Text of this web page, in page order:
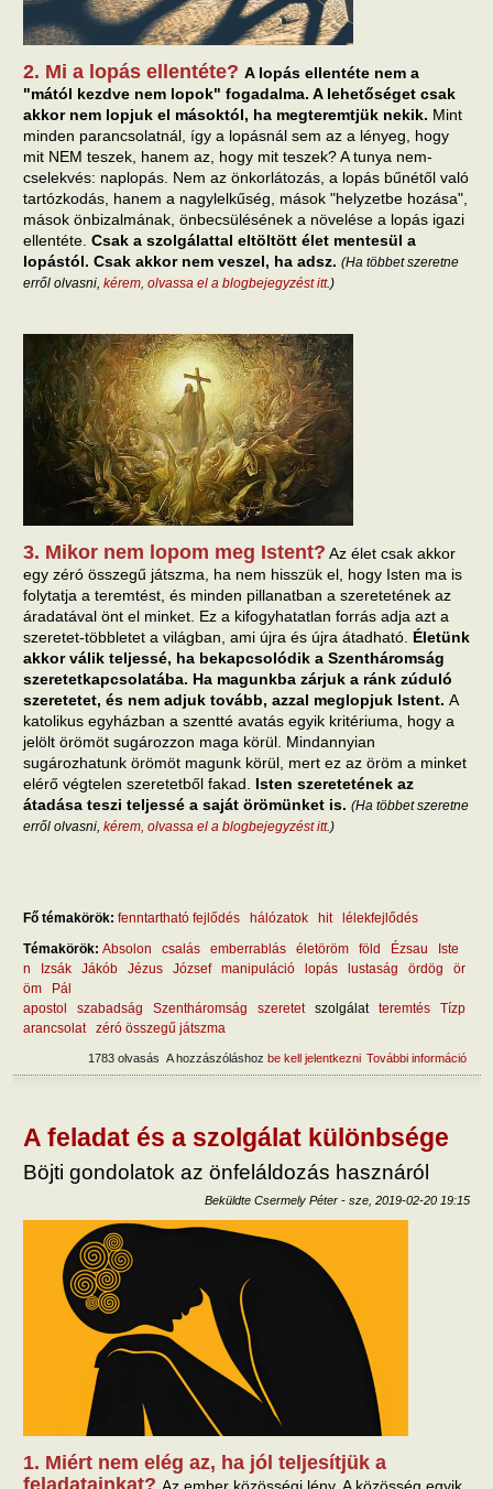
2. Mi a lopás ellentéte? A lopás ellentéte nem a
"mától kezdve nem lopok" fogadalma. A lehetőséget csak
akkor nem lopjuk el másoktól, ha megteremtjük nekik. Mint
minden parancsolatnál, így a lopásnál sem az a lényeg, hogy
mit NEM teszek, hanem az, hogy mit teszek? A tunya nem-
cselekvés: naplopás. Nem az önkorlátozás, a lopás bűnétől való
tartózkodás, hanem a nagylelkűség, mások "helyzetbe hozása",
mások önbizalmának, önbecsülésének a növelése a lopás igazi
ellentéte. Csak a szolgálattal eltöltött élet mentesül a
lopástól. Csak akkor nem veszel, ha adsz. (Ha többet szeretne
erről olvasni, kérem, olvassa el a blogbejegyzést itt.)
3. Mikor nem lopom meg Istent? Az élet csak akkor
egy zéró összegű játszma, ha nem hisszük el, hogy Isten ma is
folytatja a teremtést, és minden pillanatban a szeretetének az
áradatával önt el minket. Ez a kifogyhatatlan forrás adja azt a
szeretet-többletet a világban, ami újra és újra átadható. Életünk
akkor válik teljessé, ha bekapcsolódik a Szentháromság
szeretetkapcsolatába. Ha magunkba zárjuk a ránk zúduló
szeretetet, és nem adjuk tovább, azzal meglopjuk Istent. A
katolikus egyházban a szentté avatás egyik kritériuma, hogy a
jelölt örömöt sugározzon maga körül. Mindannyian
sugározhatunk örömöt magunk körül, mert ez az öröm a minket
elérő végtelen szeretetből fakad. Isten szeretetének az
átadása teszi teljessé a saját örömünket is. (Ha többet szeretne
erről olvasni, kérem, olvassa el a blogbejegyzést itt.)
Fő témakörök: fenntartható fejlődés hálózatok hit
lélekfejlődés
Témakörök: Absolon csalás emberrablás életöröm föld Ézsau
Iste
n
Izsák Jákób Jézus József manipuláció lopás lustaság ördög
ör
öm
Pál
apostol
szabadság Szentháromság szeretet szolgálat teremtés
Tízp
arancsolat
zéró összegű játszma
További információ
A hozzászóláshoz be kell jelentkezni
1783 olvasás
A feladat és a szolgálat különbsége
Böjti gondolatok az önfeláldozás hasznáról
Beküldte Csermely Péter - sze, 2019-02-20 19:15
1. Miért nem elég az, ha jól teljesítjük a
feladatainkat? Az ember közösségi lény. A közösség egyik